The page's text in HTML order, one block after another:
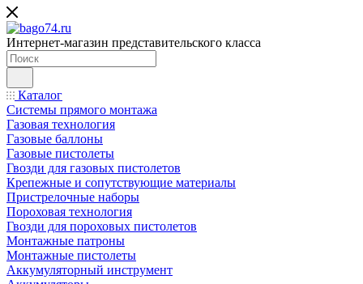
Интернет-магазин представительского класса
Каталог
Системы прямого монтажа
Газовая технология
Газовые баллоны
Газовые пистолеты
Гвозди для газовых пистолетов
Крепежные и сопутствующие материалы
Пристрелочные наборы
Пороховая технология
Гвозди для пороховых пистолетов
Монтажные патроны
Монтажные пистолеты
Аккумуляторный инструмент